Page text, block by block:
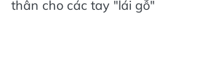
thân cho các tay "lái gỗ"